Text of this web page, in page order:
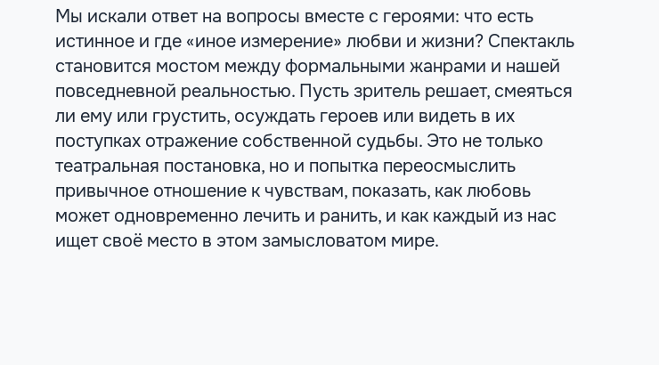
Мы искали ответ на вопросы вместе с героями: что есть
истинное и где «иное измерение» любви и жизни? Спектакль
становится мостом между формальными жанрами и нашей
повседневной реальностью. Пусть зритель решает, смеяться
ли ему или грустить, осуждать героев или видеть в их
поступках отражение собственной судьбы. Это не только
театральная постановка, но и попытка переосмыслить
привычное отношение к чувствам, показать, как любовь
может одновременно лечить и ранить, и как каждый из нас
ищет своё место в этом замысловатом мире.